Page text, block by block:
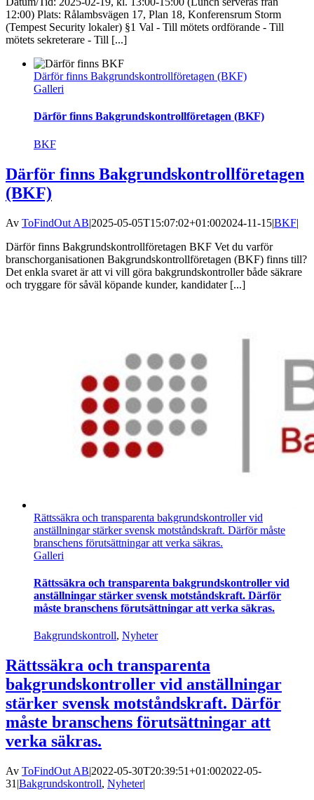
12:00) Plats: Rålambsvägen 17, Plan 18, Konferensrum Storm
(Tempest Security lokaler) §1 Val - Till mötets ordförande - Till
mötets sekreterare - Till [...]
Därför finns Bakgrundskontrollföretagen (BKF)
Galleri
Därför finns Bakgrundskontrollföretagen (BKF)
BKF
Därför finns Bakgrundskontrollföretagen
(BKF)
Av ToFindOut AB|2025-05-05T15:07:02+01:002024-11-15|BKF|
Därför finns Bakgrundskontrollföretagen BKF Vet du varför
branschorganisationen Bakgrundskontrollföretagen (BKF) finns till?
Det enkla svaret är att vi vill göra bakgrundskontroller både säkrare
och tryggare för såväl köpande kunder, kandidater [...]
Rättssäkra och transparenta bakgrundskontroller vid
anställningar stärker svensk motståndskraft. Därför måste
branschens förutsättningar att verka säkras.
Galleri
Rättssäkra och transparenta bakgrundskontroller vid
anställningar stärker svensk motståndskraft. Därför
måste branschens förutsättningar att verka säkras.
Bakgrundskontroll, Nyheter
Rättssäkra och transparenta
bakgrundskontroller vid anställningar
stärker svensk motståndskraft. Därför
måste branschens förutsättningar att
verka säkras.
Av ToFindOut AB|2022-05-30T20:39:51+01:002022-05-
31 |Bakgrundskontroll, Nyheter|